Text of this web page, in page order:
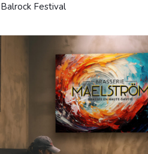
Balrock Festival